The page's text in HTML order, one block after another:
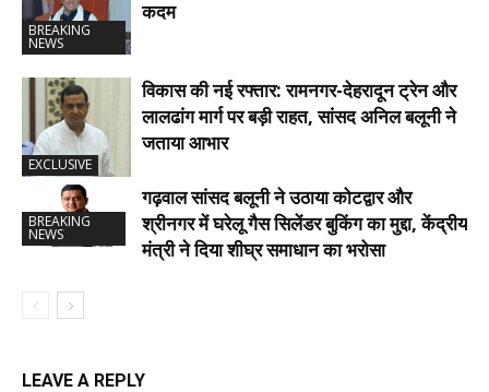
BREAKING
NEWS
कदम
EXCLUSIVE
विकास की नई रफ्तार: रामनगर-देहरादून ट्रेन और
लालढांग मार्ग पर बड़ी राहत, सांसद अनिल बलूनी ने
जताया आभार
BREAKING
NEWS
गढ़वाल सांसद बलूनी ने उठाया कोटद्वार और
श्रीनगर में घरेलू गैस सिलेंडर बुकिंग का मुद्दा, केंद्रीय
मंत्री ने दिया शीघ्र समाधान का भरोसा
LEAVE A REPLY